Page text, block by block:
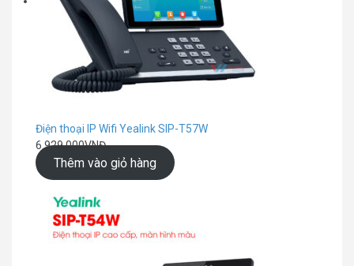
Điện thoại IP Wifi Yealink SIP-T57W
6.929.000VNĐ
Thêm vào giỏ hàng